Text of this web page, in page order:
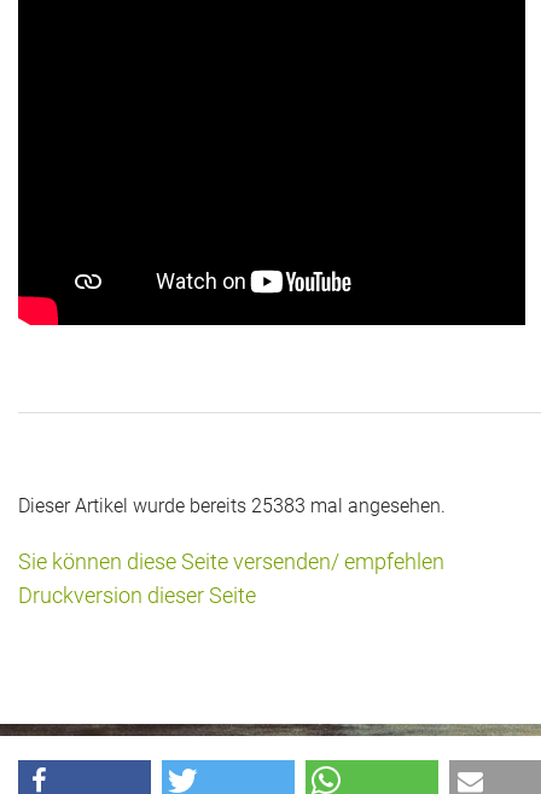
Dieser Artikel wurde bereits 25383 mal angesehen.
Sie können diese Seite versenden/ empfehlen
Druckversion dieser Seite